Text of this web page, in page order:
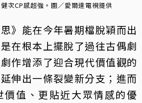
次CP感超強。圖／愛爾達電視提供
》能在今年暑期檔脫穎而出
在根本上擺脫了過往古偶劇
作增添了迎合現代價值觀的
伸出一條裂變新分支；進而
價值、更貼近大眾情感的優